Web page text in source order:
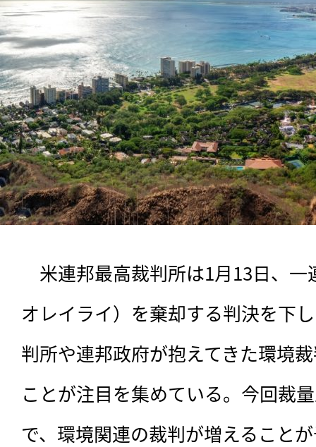
米連邦最高裁判所は1月13日、一
オレイライ）を棄却する判決を下
判所や連邦政府が抱えてきた環境
ことが注目を集めている。今回裁
で、環境関連の裁判が増えること